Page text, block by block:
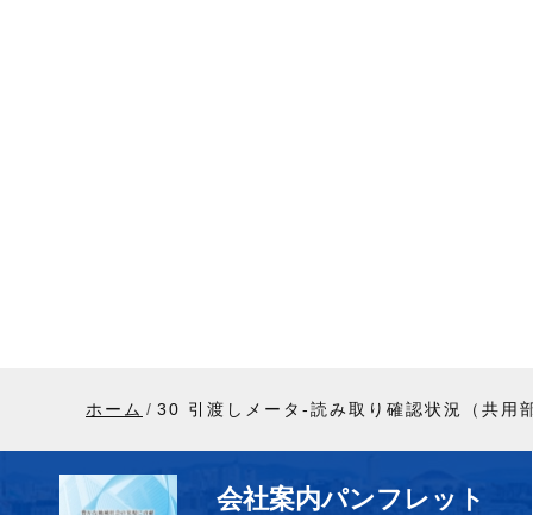
ホーム 30 引渡しメータ-読み取り確認状況（共用
会社案内パンフレット